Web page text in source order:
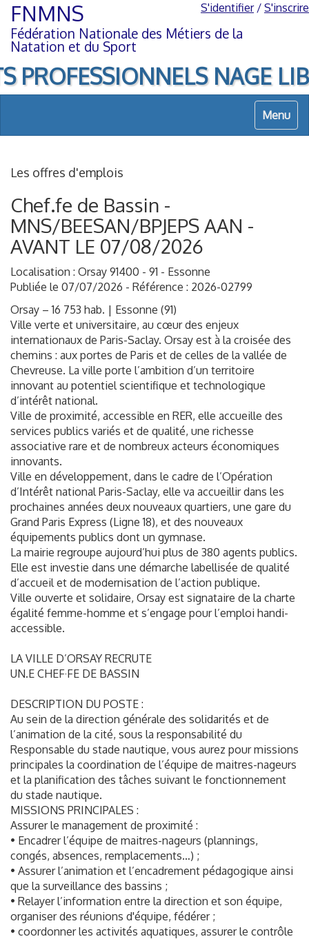
Aller
contenu
Aller
navigation
FNMNS
Fédération Nationale des Métiers de la
Natation et du Sport
S'identifier/ S'inscrire
NAGE
Menu
Les offres d'emplois
Chef.fe de Bassin -
MNS/BEESAN/BPJEPS AAN -
AVANT LE 07/08/2026
Localisation : Orsay 91400 - 91 - Essonne
Publiée le 07/07/2026 - Référence : 2026-02799
Orsay – 16 753 hab. | Essonne (91)
Ville verte et universitaire, au cœur des enjeux
internationaux de Paris-Saclay. Orsay est à la croisée des
chemins : aux portes de Paris et de celles de la vallée de
Chevreuse. La ville porte l’ambition d’un territoire
innovant au potentiel scientifique et technologique
d’intérêt national.
Ville de proximité, accessible en RER, elle accueille des
services publics variés et de qualité, une richesse
associative rare et de nombreux acteurs économiques
innovants.
Ville en développement, dans le cadre de l’Opération
d’Intérêt national Paris-Saclay, elle va accueillir dans les
prochaines années deux nouveaux quartiers, une gare du
Grand Paris Express (Ligne 18), et des nouveaux
équipements publics dont un gymnase.
La mairie regroupe aujourd’hui plus de 380 agents publics.
Elle est investie dans une démarche labellisée de qualité
d’accueil et de modernisation de l’action publique.
Ville ouverte et solidaire, Orsay est signataire de la charte
égalité femme-homme et s’engage pour l’emploi handi-
accessible.
LA VILLE D’ORSAY RECRUTE
UN.E CHEF·FE DE BASSIN
DESCRIPTION DU POSTE :
Au sein de la direction générale des solidarités et de
l’animation de la cité, sous la responsabilité du
Responsable du stade nautique, vous aurez pour missions
principales la coordination de l’équipe de maitres-nageurs
et la planification des tâches suivant le fonctionnement
du stade nautique.
MISSIONS PRINCIPALES :
Assurer le management de proximité :
• Encadrer l’équipe de maitres-nageurs (plannings,
congés, absences, remplacements…) ;
• Assurer l’animation et l’encadrement pédagogique ainsi
que la surveillance des bassins ;
• Relayer l’information entre la direction et son équipe,
organiser des réunions d'équipe, fédérer ;
• coordonner les activités aquatiques, assurer le contrôle